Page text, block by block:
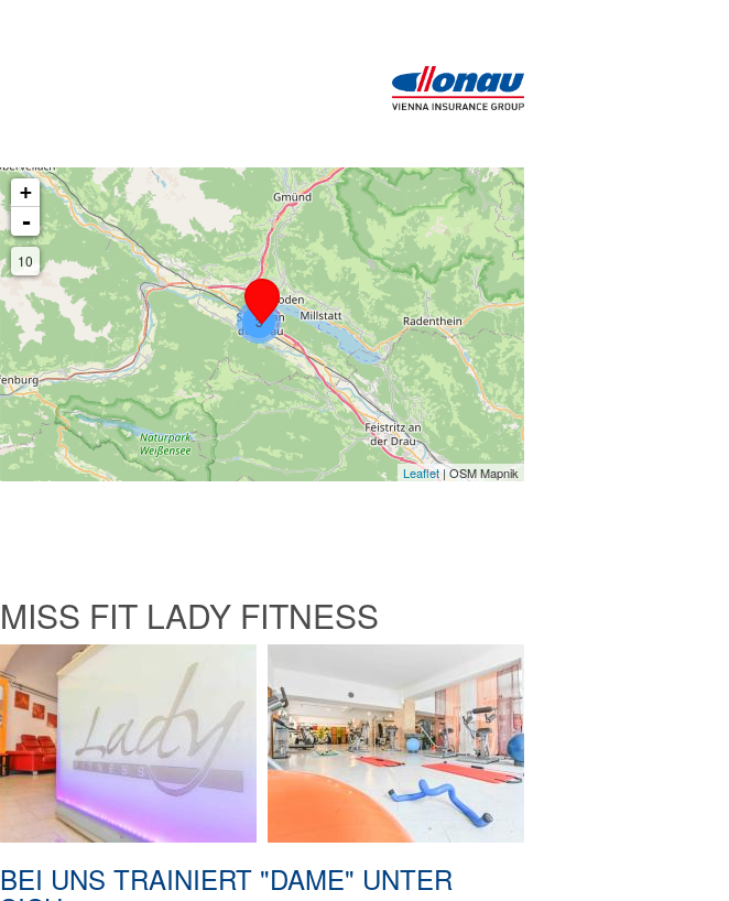
3
+
-
10
Leaflet| OSM Mapnik
MISS FIT LADY FITNESS
BEI UNS TRAINIERT "DAME" UNTER